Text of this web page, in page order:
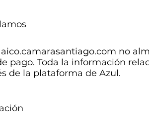
no
pago. Toda la información
de la plataforma de Azul.